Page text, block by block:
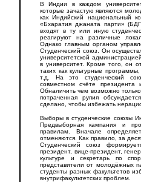
В Индии в каждом
которые зачастую являются
как Индийский национальный
«Бхаратия джаната парти»
входят в ту или иную
реагируют на различные
Однако главным органом
Студенческий союз. Он
университетской
в университет. Кроме того, он
таких как культурные
т.д. На это студенческий
совместном счёте президента
Обналичить чем возможно
потраченная рупия
сделано, чтобы избежать
Выборы в студенческие союзы
Предвыборная кампания и
правилам. Вначале
отменяются. Как правило, за
Студенческий союз
президент, вице-президент,
культуре и секретарь по
представители от молодёжных
студенты разных факультетов
внутрифакультетских проблем.